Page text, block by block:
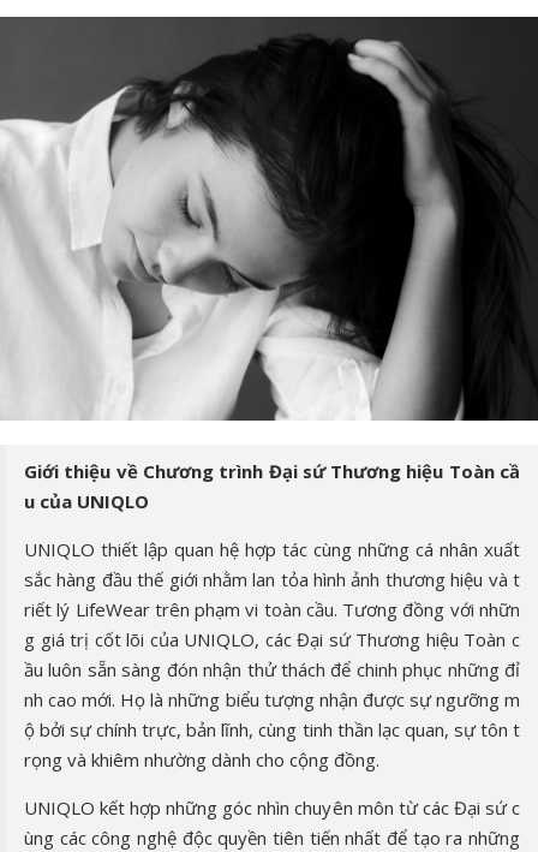
Giới thiệu về Chương trình Đại sứ Thương hiệu Toàn cầ
u của UNIQLO
UNIQLO thiết lập quan hệ hợp tác cùng những cá nhân xuất
sắc hàng đầu thế giới nhằm lan tỏa hình ảnh thương hiệu và t
riết lý LifeWear trên phạm vi toàn cầu. Tương đồng với nhữn
g giá trị cốt lõi của UNIQLO, các Đại sứ Thương hiệu Toàn c
ầu luôn sẵn sàng đón nhận thử thách để chinh phục những đỉ
nh cao mới. Họ là những biểu tượng nhận được sự ngưỡng m
ộ bởi sự chính trực, bản lĩnh, cùng tinh thần lạc quan, sự tôn t
rọng và khiêm nhường dành cho cộng đồng.
UNIQLO kết hợp những góc nhìn chuyên môn từ các Đại sứ c
ùng các công nghệ độc quyền tiên tiến nhất để tạo ra những